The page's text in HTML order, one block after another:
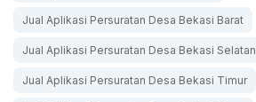
Jual Aplikasi Persuratan Desa Bekasi Barat
Jual Aplikasi Persuratan Desa Bekasi Selatan
Jual Aplikasi Persuratan Desa Bekasi Timur